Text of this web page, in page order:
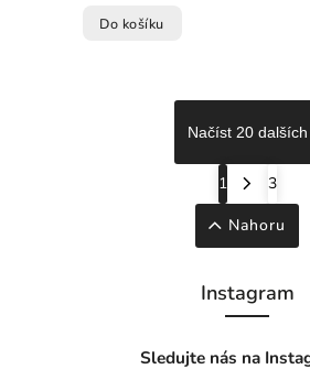
Do košíku
Načíst 20 dalších
1
3
Nahoru
Instagram
Sledujte nás na